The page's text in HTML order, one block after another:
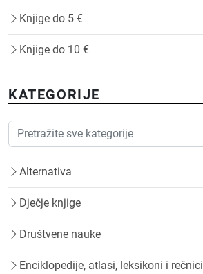
Knjige do 5 €
Knjige do 10 €
KATEGORIJE
Alternativa
Dječje knjige
Društvene nauke
Enciklopedije, atlasi, leksikoni i rečnici